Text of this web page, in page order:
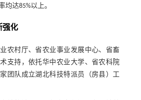
达85%以上。
强化
农村厅、省农业事业发展中心、省畜
支持，依托华中农业大学、省农科院
团队成立湖北科技特派员（房县）工